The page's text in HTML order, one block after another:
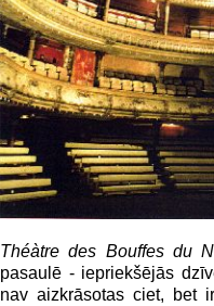
Théàtre des Bouffes du
pasaulē - iepriekšējās
nav aizkrāsotas ciet, bet